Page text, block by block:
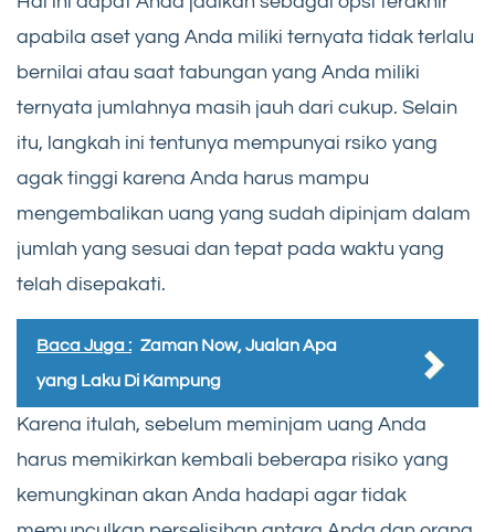
apabila aset yang Anda miliki ternyata tidak terlalu
bernilai atau saat tabungan yang Anda miliki
ternyata jumlahnya masih jauh dari cukup. Selain
itu, langkah ini tentunya mempunyai rsiko yang
agak tinggi karena Anda harus mampu
mengembalikan uang yang sudah dipinjam dalam
jumlah yang sesuai dan tepat pada waktu yang
telah disepakati.
Baca Juga : Zaman Now, Jualan Apa
yang Laku Di Kampung
Karena itulah, sebelum meminjam uang Anda
harus memikirkan kembali beberapa risiko yang
kemungkinan akan Anda hadapi agar tidak